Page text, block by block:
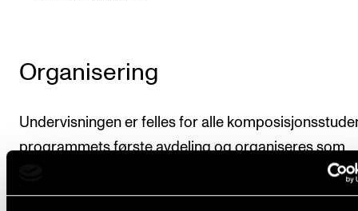
Organisering
Undervisningen er felles for alle
programmets første avdeling og organiseres som
blokkundervisning. Undervisningen foregår i
forutsetter samarbeid studentene imellom. Utbyttet